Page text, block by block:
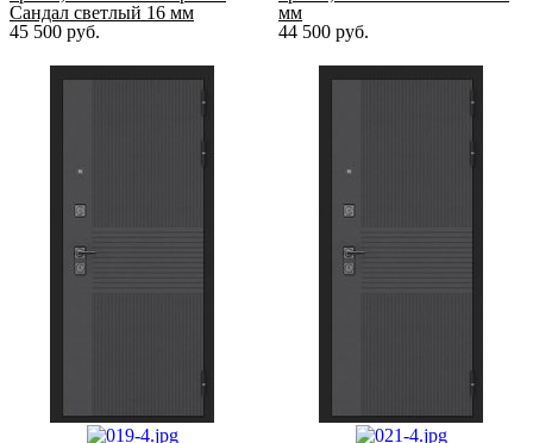
Сандал светлый 16 мм
45 500 руб.
мм
44 500 руб.